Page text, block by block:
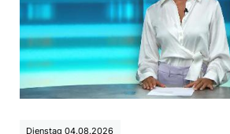
Dienstag 04.08.2026